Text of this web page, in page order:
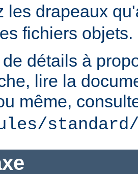
les drapeaux qu'
fichiers objets.
détails à
lire la
même,
standard/